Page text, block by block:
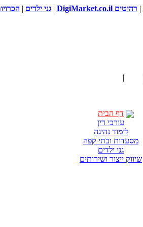
| רהיטים DigiMarket.co.il |גני ילדים |
|
דף הבית
עורכי דין
לימוד נהיגה
מסעדות ובתי קפה
גני ילדים
שיווק ייצור ושירותים